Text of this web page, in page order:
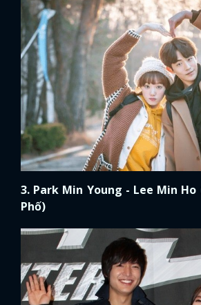
3. Park Min Young - Lee Min Ho
Phố)